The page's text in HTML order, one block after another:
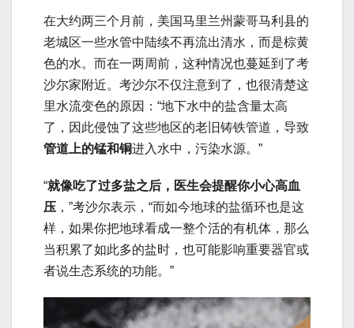
在大约两三个月前，美国马里兰州蒙哥马利县的
老城区一些水管中陆续不再流出清水，而是棕黄
色的水。而在一两周前，这种情况也蔓延到了考
沙尔家附近。考沙尔不仅注意到了，也很清楚这
里水流变色的原因：“地下水中的盐含量太高
了，因此侵蚀了这些地区的老旧铸铁管道，导致
管道上的锰和铜进入水中，污染水源。”
“就像吃了过多盐之后，医生会提醒你小心高血
压 ，”考沙尔表示，“而如今地球的盐循环也是这
样，如果你把地球看成一整个活的有机体，那么
当积累了如此多的盐时，也可能影响重要器官或
者说生态系统的功能。”